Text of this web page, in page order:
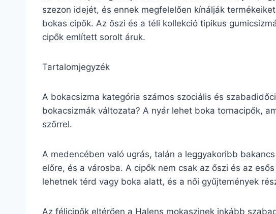
szezon idejét, és ennek megfelelően kínálják
bokas cipők. Az őszi és a téli kollekció tipikus
cipők említett sorolt áruk.
Tartalomjegyzék
A bokacsizma kategória számos szociális és
bokacsizmák változata? A nyár lehet boka tornacipők,
szőrrel.
A medencében való ugrás, talán a leggyakoribb
előre, és a városba. A cipők nem csak az őszi és az
lehetnek térd vagy boka alatt, és a női gyűjtemények
Az félicipők eltérően a Halens mokaszinek inkább